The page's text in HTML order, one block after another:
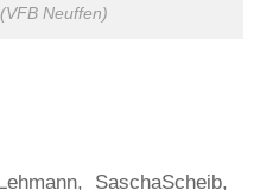
Neuffen)
SaschaScheib,